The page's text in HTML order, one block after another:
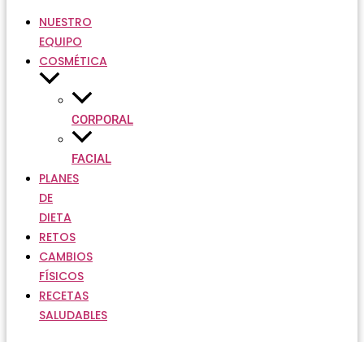
NUESTRO
EQUIPO
COSMÉTICA
CORPORAL
FACIAL
PLANES
DE
DIETA
RETOS
CAMBIOS
FÍSICOS
RECETAS
SALUDABLES